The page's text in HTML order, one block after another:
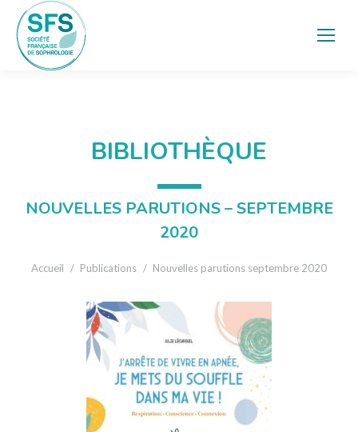
BIBLIOTHÈQUE
NOUVELLES PARUTIONS – SEPTEMBRE
2020
Vous êtes ici :
Accueil Publications Nouvelles parutions septembre 2020